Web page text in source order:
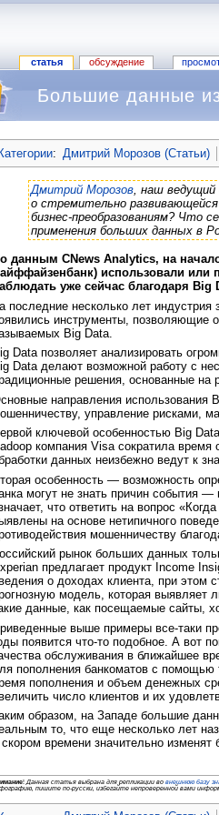
статья обсуждение
Большие данные
: Дмитрий Морозов (Статьи)
Дмитрий Морозов, наш ведущий
о стремительно
бизнес-преобразованиям? Что
применения больших данных в
данным CNews Analytics, на
использовали или
уже сейчас благодаря Big
последние несколько лет
инструменты, позволяющие
Big Data.
Data позволяет анализировать
Data делают возможной работу с
решения, основанные на
направления использования
управление рисками,
ключевой особенностью Big
компания Visa сократила
данных неизбежно ведут к
особенность — возможность
могут не знать причин события
что ответить на вопрос
на основе нетипичного
мошенничеству
рынок больших данных
предлагает продукт Income
о доходах клиента, при этом
модель, которая выявляет
данные, как посещаемые сайты,
выше примеры все-таки
появится что-то подобное. А вот
обслуживания в ближайшее
пополнения банкоматов с помощью
пополнения и объем денежных
число клиентов и их
образом, на Западе большие
то, что еще несколько лет
времени значительно изменят
! Данная статья выбрана для репликации во внешнюю базу
пишите по-русски, избегайте непроверенной вами